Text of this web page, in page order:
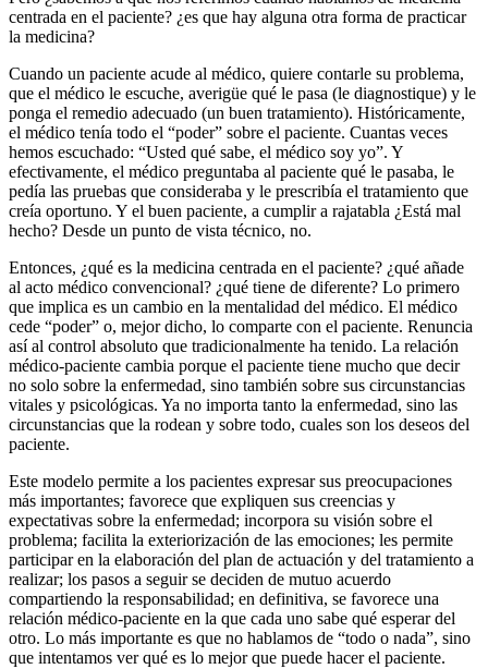
centrada en el paciente? ¿es que hay alguna otra forma de practicar
la medicina?
Cuando un paciente acude al médico, quiere contarle su problema,
que el médico le escuche, averigüe qué le pasa (le diagnostique) y le
ponga el remedio adecuado (un buen tratamiento). Históricamente,
el médico tenía todo el “poder” sobre el paciente. Cuantas veces
hemos escuchado: “Usted qué sabe, el médico soy yo”. Y
efectivamente, el médico preguntaba al paciente qué le pasaba, le
pedía las pruebas que consideraba y le prescribía el tratamiento que
creía oportuno. Y el buen paciente, a cumplir a rajatabla ¿Está mal
hecho? Desde un punto de vista técnico, no.
Entonces, ¿qué es la medicina centrada en el paciente? ¿qué añade
al acto médico convencional? ¿qué tiene de diferente? Lo primero
que implica es un cambio en la mentalidad del médico. El médico
cede “poder” o, mejor dicho, lo comparte con el paciente. Renuncia
así al control absoluto que tradicionalmente ha tenido. La relación
médico-paciente cambia porque el paciente tiene mucho que decir
no solo sobre la enfermedad, sino también sobre sus circunstancias
vitales y psicológicas. Ya no importa tanto la enfermedad, sino las
circunstancias que la rodean y sobre todo, cuales son los deseos del
paciente.
Este modelo permite a los pacientes expresar sus preocupaciones
más importantes; favorece que expliquen sus creencias y
expectativas sobre la enfermedad; incorpora su visión sobre el
problema; facilita la exteriorización de las emociones; les permite
participar en la elaboración del plan de actuación y del tratamiento a
realizar; los pasos a seguir se deciden de mutuo acuerdo
compartiendo la responsabilidad; en definitiva, se favorece una
relación médico-paciente en la que cada uno sabe qué esperar del
otro. Lo más importante es que no hablamos de “todo o nada”, sino
que intentamos ver qué es lo mejor que puede hacer el paciente.